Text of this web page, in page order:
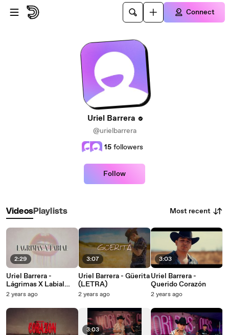
Skip to main content
Connect
Uriel Barrera
@urielbarrera
15 followers
Follow
VideosPlaylists Most recent
2:29
Uriel Barrera -
Lágrimas X Labial
(LETRA)
2 years ago
3:07
Uriel Barrera - Güerita
(LETRA)
2 years ago
3:03
3:03
Uriel Barrera -
Querido Corazón
2 years ago